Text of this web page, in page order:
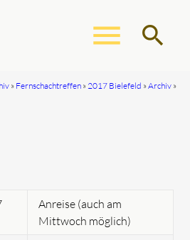
menu search
Fernschachtreffen 2017 Bielefeld
Archiv
Anreise (auch am
Mittwoch möglich)